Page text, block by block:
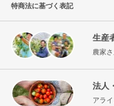
特商法に基づく表記
生産
農家
法人
アラ